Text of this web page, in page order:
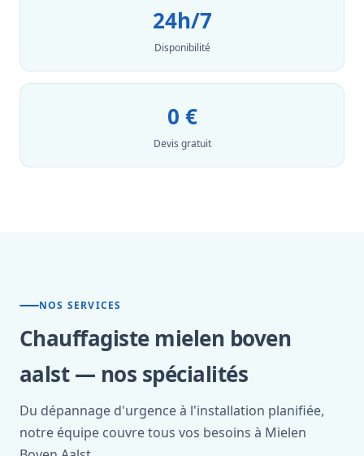
24h/7
Disponibilité
0 €
Devis gratuit
NOS SERVICES
Chauffagiste mielen boven
aalst — nos spécialités
Du dépannage d'urgence à l'installation planifiée,
notre équipe couvre tous vos besoins à Mielen